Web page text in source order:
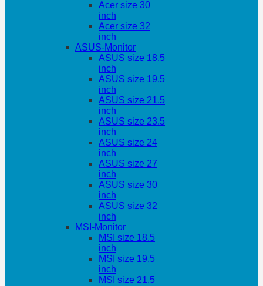
Acer size 30
inch
Acer size 32
inch
ASUS-Monitor
ASUS size 18.5
inch
ASUS size 19.5
inch
ASUS size 21.5
inch
ASUS size 23.5
inch
ASUS size 24
inch
ASUS size 27
inch
ASUS size 30
inch
ASUS size 32
inch
MSI-Monitor
MSI size 18.5
inch
MSI size 19.5
inch
MSI size 21.5